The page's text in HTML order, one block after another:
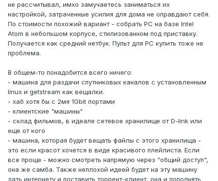
не рассчитывал, имхо замучаетесь заниматься их
настройкой, затраченные усилия для дома не оправдают себя.
По стоимости похожий вариант - собрать PC на базе Intel
Atom в небольшом корпусе, стилизованном под приставку.
Получается как средний нетбук. Пульт для PC купить тоже не
проблема.
В общем-то понадобится всего ничего:
- машина для раздачи спутниковых каналов с установленным
linux и getstream как вещалки.
- хаб хотя бы с 2мя 1Gbit портами
- клиентские "машины"
- склад фильмов, в идеале сетевое хранилище от D-link или
еще от кого
- машина, которая будет вещать файлы с этого хранилища -
это если красот хочется в виде красивого плейлиста. Если
все проще - можно смотреть напрямую через "общий доступ",
она же самба. Также неплохой идеей будет на эту машину
дать интернету и поставить торрент-клиент, она и пополнять